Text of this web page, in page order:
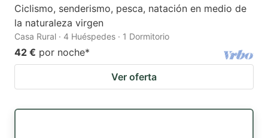
Ciclismo, senderismo, pesca, natación en medio de
la naturaleza virgen
Casa Rural · 4 Huéspedes · 1 Dormitorio
42 € por noche*
Ver oferta